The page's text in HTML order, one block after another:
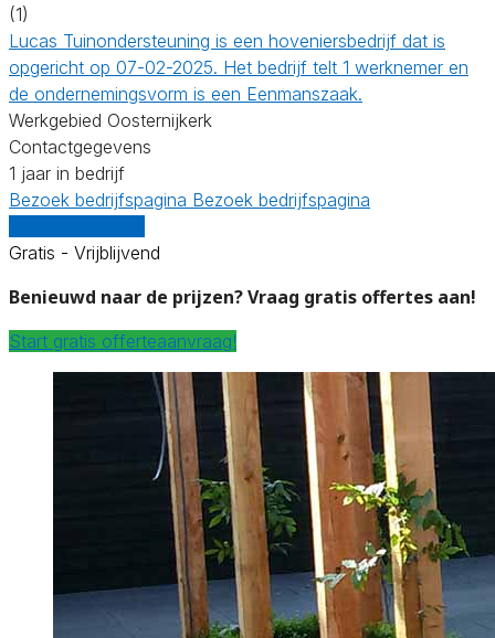
(1)
Lucas Tuinondersteuning is een hoveniersbedrijf dat is
opgericht op 07-02-2025. Het bedrijf telt 1 werknemer en
de ondernemingsvorm is een Eenmanszaak.
Werkgebied Oosternijkerk
Contactgegevens
1 jaar in bedrijf
Bezoek bedrijfspagina Bezoek bedrijfspagina
Gratis - Vrijblijvend
Benieuwd naar de prijzen? Vraag gratis offertes aan!
Start gratis offerteaanvraag!